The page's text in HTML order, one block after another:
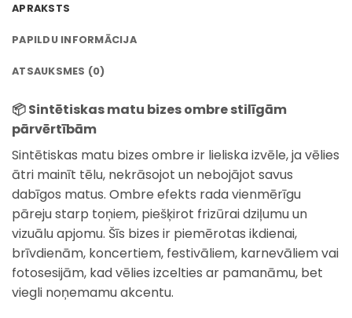
APRAKSTS
PAPILDU INFORMĀCIJA
ATSAUKSMES (0)
📦Sintētiskas matu bizes ombre stilīgām
pārvērtībām
Sintētiskas matu bizes ombre ir lieliska izvēle, ja vēlies
ātri mainīt tēlu, nekrāsojot un nebojājot savus
dabīgos matus. Ombre efekts rada vienmērīgu
pāreju starp toņiem, piešķirot frizūrai dziļumu un
vizuālu apjomu. Šīs bizes ir piemērotas ikdienai,
brīvdienām, koncertiem, festivāliem, karnevāliem vai
fotosesijām, kad vēlies izcelties ar pamanāmu, bet
viegli noņemamu akcentu.